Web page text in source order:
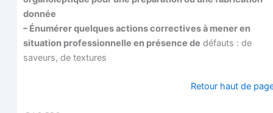
donnée
– Énu­mé­rer quelques actions cor­rec­tives à mener en
situa­tion pro­fes­sion­nelle en pré­sence de défauts : de
saveurs, de textures
Retour haut de